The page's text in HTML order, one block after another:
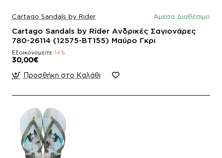
Cartago Sandals by Rider Άμεσα Διαθέσιμο
Cartago Sandals by Rider Ανδρικές Σαγιονάρες
780-26114 (12575-BT155) Μαύρο Γκρι
Εξοικονομείτε-14%
30,00€
Προσθήκη στο Καλάθι